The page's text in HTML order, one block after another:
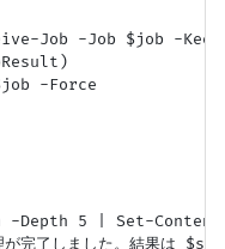
Job -Job $job -Keep
-Force
-Depth 5 | Set-
完了しました。結果は